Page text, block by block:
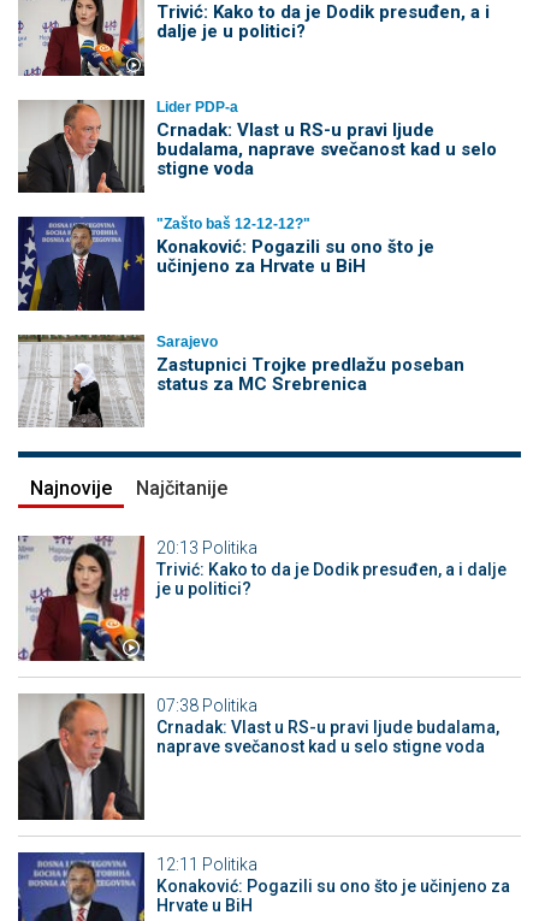
Trivić: Kako to da je Dodik presuđen, a i
dalje je u politici?
Lider PDP-a
Crnadak: Vlast u RS-u pravi ljude
budalama, naprave svečanost kad u selo
stigne voda
"Zašto baš 12-12-12?"
Konaković: Pogazili su ono što je
učinjeno za Hrvate u BiH
Sarajevo
Zastupnici Trojke predlažu poseban
status za MC Srebrenica
Najnovije Najčitanije
20:13 Politika
Trivić: Kako to da je Dodik presuđen, a i dalje
je u politici?
07:38 Politika
Crnadak: Vlast u RS-u pravi ljude budalama,
naprave svečanost kad u selo stigne voda
12:11 Politika
Konaković: Pogazili su ono što je učinjeno za
Hrvate u BiH